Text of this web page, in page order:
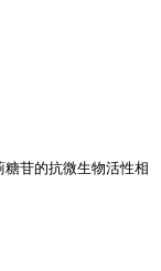
苷的抗微生物活性相